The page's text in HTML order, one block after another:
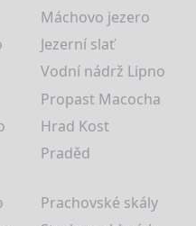
Máchovo jezero
Jezerní slať
Vodní nádrž Lipno
Propast Macocha
Hrad Kost
Praděd
Prachovské skály